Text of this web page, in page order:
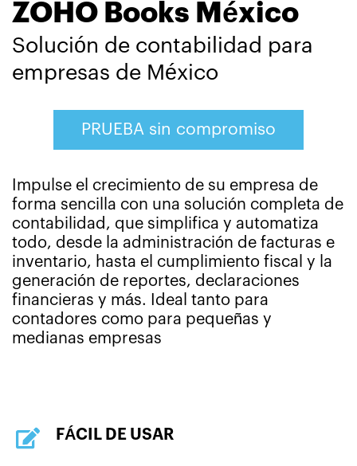
ZOHO Books México
Solución de contabilidad para
empresas de México
PRUEBA sin compromiso
Impulse el crecimiento de su empresa de
forma sencilla con una solución completa de
contabilidad, que simplifica y automatiza
todo, desde la administración de facturas e
inventario, hasta el cumplimiento fiscal y la
generación de reportes, declaraciones
financieras y más. Ideal tanto para
contadores como para pequeñas y
medianas empresas
FÁCIL DE USAR